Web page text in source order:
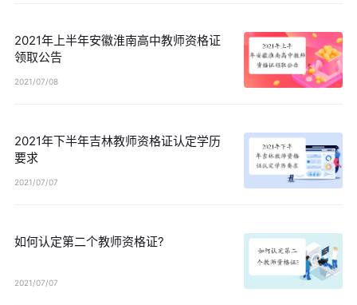
2021年上半年安徽淮南高中教师资格证
领取公告
2021/07/08
2021年下半年吉林教师资格证认定学历
要求
2021/07/07
如何认定第二个教师资格证?
2021/07/07